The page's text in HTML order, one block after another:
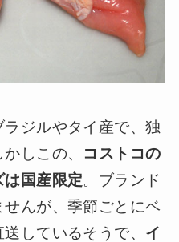
ジルやタイ産で、独
しこの、 コストコの
は国産限定。ブランド
んが、季節ごとにベ
しているそうで、 イ